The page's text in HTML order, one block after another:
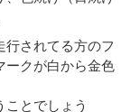
行されてる方のフ
ークが白から金色
とでしょう